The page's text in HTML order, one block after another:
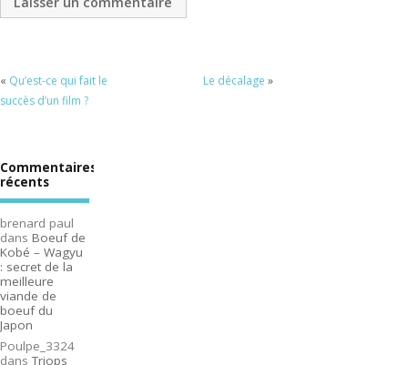
« Qu’est-ce qui fait le
succès d’un film ?
Le décalage »
Commentaires
récents
brenard paul
dans Boeuf de
Kobé – Wagyu
: secret de la
meilleure
viande de
boeuf du
Japon
Poulpe_3324
dansTriops